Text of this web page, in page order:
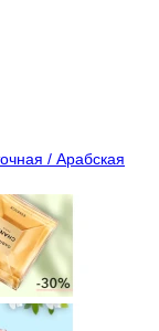
/ Арабская